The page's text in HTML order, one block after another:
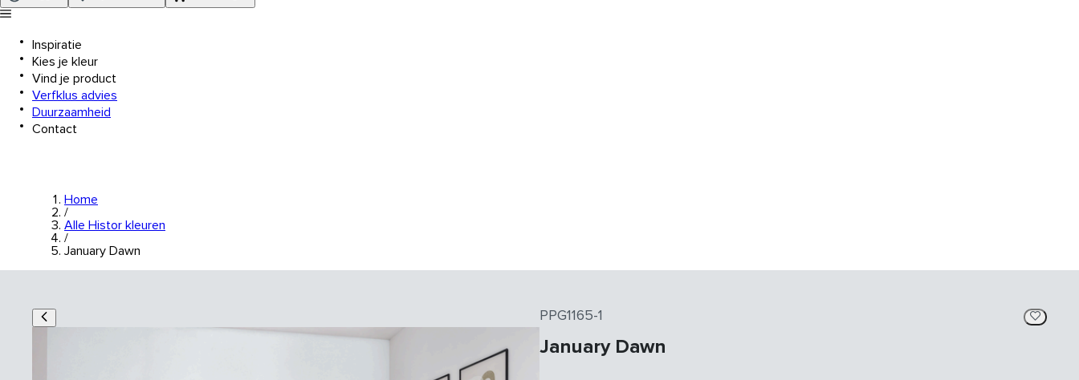
Inspiratie
Kies je kleur
Vind je product
Verfklus advies
Duurzaamheid
Contact
Home
/
Alle Histor kleuren
/
January Dawn
PPG1165-1
January Dawn